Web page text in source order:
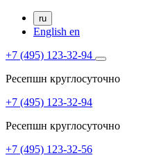
ru
English en
+7 (495) 123-32-94
Ресепшн круглосуточно
+7 (495) 123-32-94
Ресепшн круглосуточно
+7 (495) 123-32-56